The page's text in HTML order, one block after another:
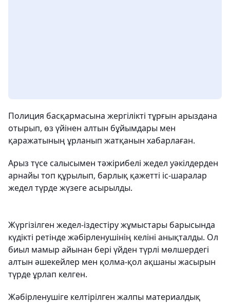
Полиция басқармасына жергілікті тұрғын арыздана
отырып, өз үйінен алтын бұйымдары мен
қаражатының ұрланып жатқанын хабарлаған.
Арыз түсе салысымен тәжірибелі жедел уәкілдерден
арнайы топ құрылып, барлық қажетті іс-шаралар
жедел түрде жүзеге асырылды.
Жүргізілген жедел-іздестіру жұмыстары барысында
күдікті ретінде жәбірленушінің келіні анықталды. Ол
биыл мамыр айынан бері үйден түрлі мөлшердегі
алтын әшекейлер мен қолма-қол ақшаны жасырын
түрде ұрлап келген.
Жәбірленушіге келтірілген жалпы материалдық